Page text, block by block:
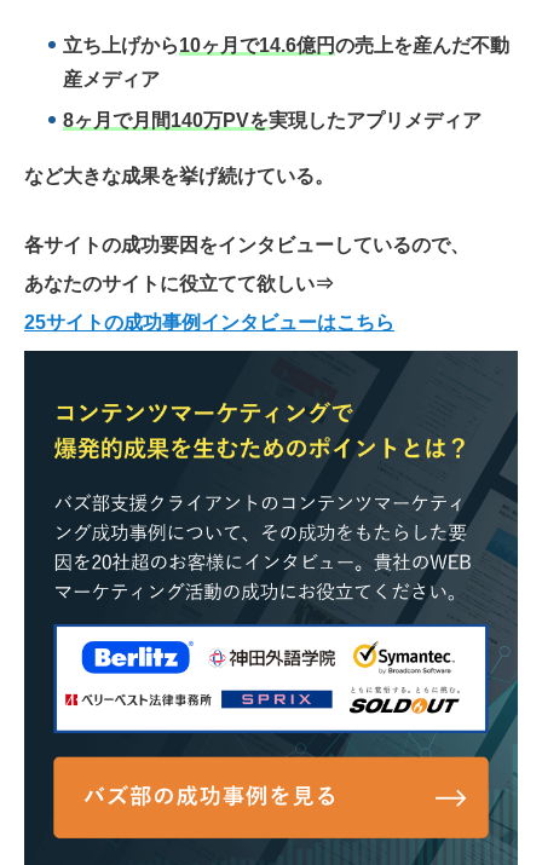
立ち上げから10ヶ月で14.6億円の売上を産んだ不動
産メディア
8ヶ月で月間140万PVを実現したアプリメディア
など大きな成果を挙げ続けている。
各サイトの成功要因をインタビューしているので、
あなたのサイトに役立てて欲しい⇒
25サイトの成功事例インタビューはこちら